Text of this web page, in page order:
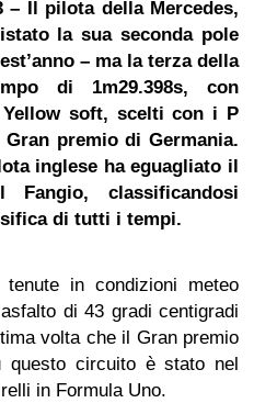
– Il pilota della Mercedes,
la sua seconda pole
– ma la terza della
di 1m29.398s, con
soft, scelti con i P
premio di Germania.
inglese ha eguagliato il
classificandosi
di tutti i tempi.
in condizioni meteo
di 43 gradi centigradi
volta che il Gran premio
circuito è stato nel
in Formula Uno.